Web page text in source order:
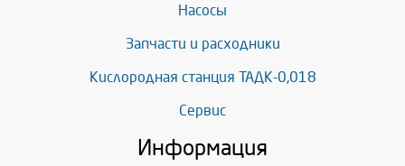
Насосы
Запчасти и расходники
Кислородная станция ТАДК-0,018
Сервис
Информация